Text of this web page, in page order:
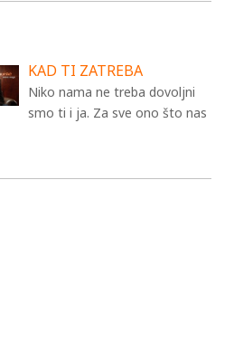
KAD TI ZATREBA
Niko nama ne treba dovoljni
smo ti i ja. Za sve ono što nas